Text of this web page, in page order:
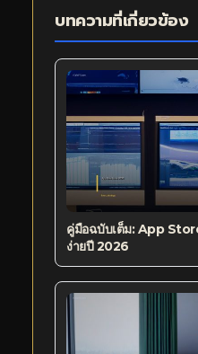
บทความที่เกี่ยวข้อง
คู่มือฉบับเต็ม: App
ง่ายปี 2026